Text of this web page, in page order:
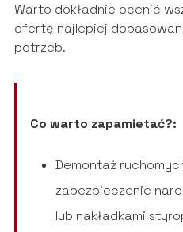
Warto dokładnie ocenić
ofertę najlepiej
potrzeb.
Co warto zapamietać?:
Demontaż
zabezpieczenie
lub nakładkami